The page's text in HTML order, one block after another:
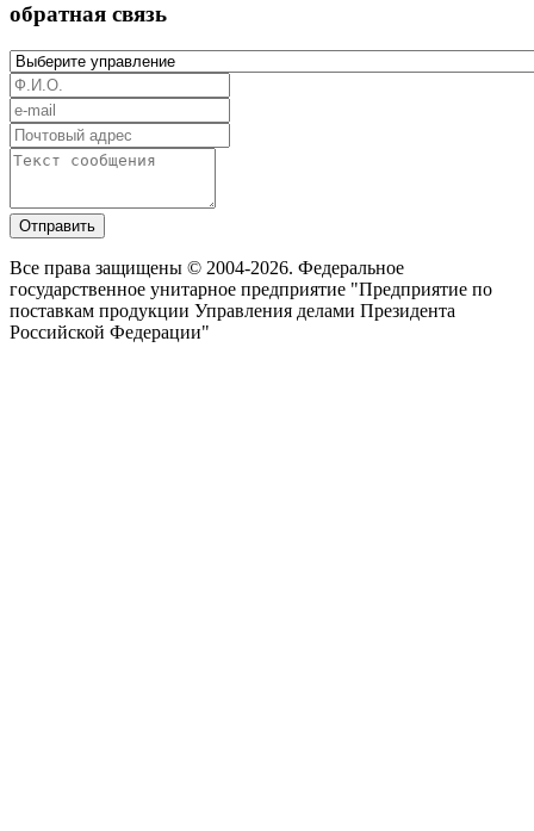
обратная связь
Отправить
Все права защищены © 2004-2026. Федеральное
государственное унитарное предприятие "Предприятие по
поставкам продукции Управления делами Президента
Российской Федерации"